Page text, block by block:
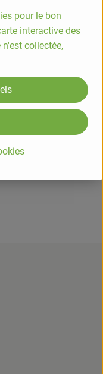
Origine
pour le bon
interactive des
collectée,